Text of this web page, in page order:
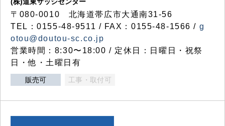
〒080-0010 北海道帯広市大通南31-56
TEL：0155-48-9511 / FAX：0155-48-1566 / g
otou@doutou-sc.co.jp
営業時間：8:30〜18:00 / 定休日：日曜日・祝祭
日・他・土曜日有
販売可 工事・取付可